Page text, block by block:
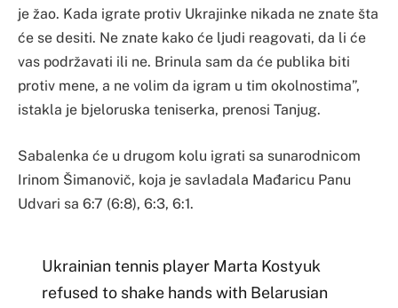
je žao. Kada igrate protiv Ukrajinke nikada ne znate šta
će se desiti. Ne znate kako će ljudi reagovati, da li će
vas podržavati ili ne. Brinula sam da će publika biti
protiv mene, a ne volim da igram u tim okolnostima”,
istakla je bjeloruska teniserka, prenosi Tanjug.
Sabalenka će u drugom kolu igrati sa sunarodnicom
Irinom Šimanovič, koja je savladala Mađaricu Panu
Udvari sa 6:7 (6:8), 6:3, 6:1.
Ukrainian tennis player Marta Kostyuk
refused to shake hands with Belarusian